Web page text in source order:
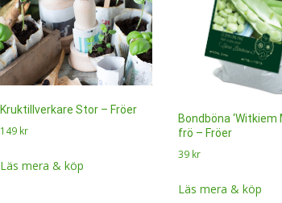
Kruktillverkare Stor – Fröer
149 kr
Läs mera & köp
Bondböna ‘Witkiem
frö – Fröer
39 kr
Läs mera & köp